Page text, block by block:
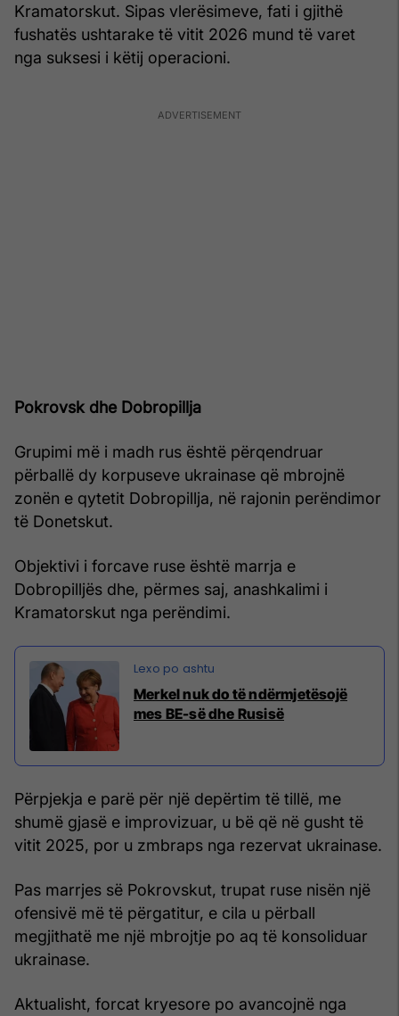
Kramatorskut. Sipas vlerësimeve, fati i gjithë
fushatës ushtarake të vitit 2026 mund të varet
nga suksesi i këtij operacioni.
Pokrovsk dhe Dobropillja
Grupimi më i madh rus është përqendruar
përballë dy korpuseve ukrainase që mbrojnë
zonën e qytetit Dobropillja, në rajonin perëndimor
të Donetskut.
Objektivi i forcave ruse është marrja e
Dobropilljës dhe, përmes saj, anashkalimi i
Kramatorskut nga perëndimi.
Merkel nuk do të ndërmjetësojë
mes BE-së dhe Rusisë
Përpjekja e parë për një depërtim të tillë, me
shumë gjasë e improvizuar, u bë që në gusht të
vitit 2025, por u zmbraps nga rezervat ukrainase.
Pas marrjes së Pokrovskut, trupat ruse nisën një
ofensivë më të përgatitur, e cila u përball
megjithatë me një mbrojtje po aq të konsoliduar
ukrainase.
Aktualisht, forcat kryesore po avancojnë nga